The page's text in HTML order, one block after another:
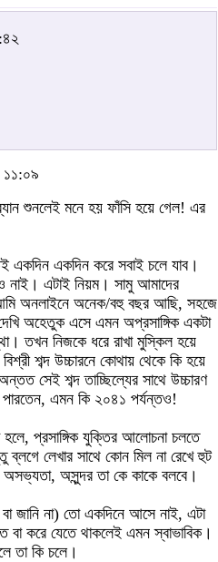
১১:০৯
শুনলেই মনে হয় ফাঁসি হয়ে গেল! এর
একদিন করে সবাই চলে যাব।
এটাই নিয়ম। সামু আমাদের
আমি অনলাইনে অনেক/বহু বছর আছি, সহজে
অহেতুক এসে এমন অপ্রসাঙ্গিক একটা
তখন নিজকে ধরে রাখা মুস্কিল হয়ে
শব্দ উচ্চারনে কোথায় থেকে কি হয়ে
সেই শব্দ তাচ্ছিল্যের সাথে উচ্চারণ
এমন কি ২০৪১ পর্যন্তও!
হলে, প্রসাঙ্গিক যুক্তির আলোচনা চলতে
ব্লগে লেখার সাথে কোন মিল না রেখে হুট
অসুন্দর তা কে কাকে বলবে।
বা জানি না) তো একদিনে আসে নাই, এটা
করে যেতে থাকলেই এমন স্বাভাবিক।
তা কি চলে।